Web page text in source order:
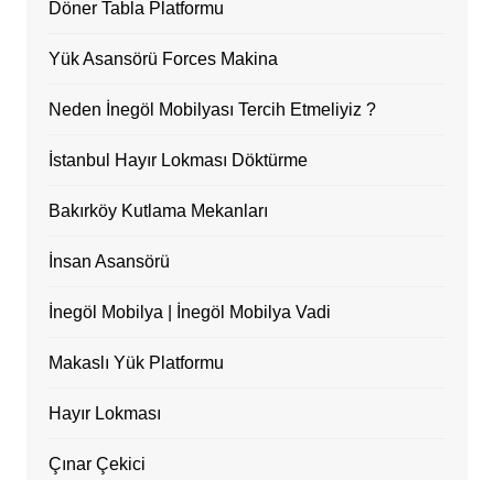
Döner Tabla Platformu
Yük Asansörü Forces Makina
Neden İnegöl Mobilyası Tercih Etmeliyiz ?
İstanbul Hayır Lokması Döktürme
Bakırköy Kutlama Mekanları
İnsan Asansörü
İnegöl Mobilya | İnegöl Mobilya Vadi
Makaslı Yük Platformu
Hayır Lokması
Çınar Çekici